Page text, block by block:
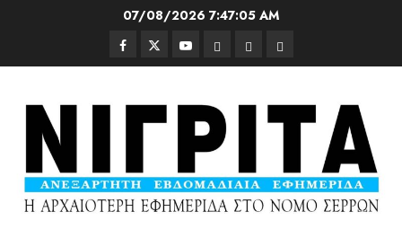
07/08/20267:47:07 AM